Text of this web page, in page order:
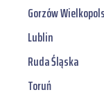
Gorzów
Lublin
Ruda Śląska
Toruń